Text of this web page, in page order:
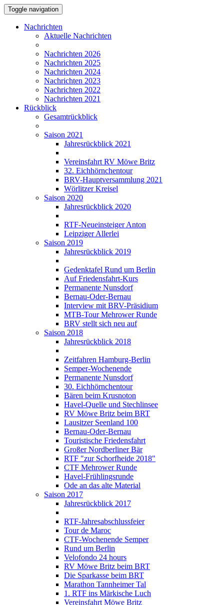
Toggle navigation
Nachrichten
Aktuelle Nachrichten
Nachrichten 2026
Nachrichten 2025
Nachrichten 2024
Nachrichten 2023
Nachrichten 2022
Nachrichten 2021
Rückblick
Gesamtrückblick
Saison 2021
Jahresrückblick 2021
Vereinsfahrt RV Möwe Britz
32. Eichhörnchentour
BRV-Hauptversammlung 2021
Wörlitzer Kreisel
Saison 2020
Jahresrückblick 2020
RTF-Neueinsteiger Anton
Leipziger Allerlei
Saison 2019
Jahresrückblick 2019
Gedenktafel Rund um Berlin
Auf Friedensfahrt-Kurs
Permanente Nunsdorf
Bernau-Oder-Bernau
Interview mit BRV-Präsidium
MTB-Tour Mehrower Runde
BRV stellt sich neu auf
Saison 2018
Jahresrückblick 2018
Zeitfahren Hamburg-Berlin
Semper-Wochenende
Permanente Nunsdorf
30. Eichhörnchentour
Bären beim Krusnoton
Havel-Quelle und Stechlinsee
RV Möwe Britz beim BRT
Lausitzer Seenland 100
Bernau-Oder-Bernau
Touristische Friedensfahrt
Großer Nordberliner Bär
RTF "zur Schorfheide 2018"
CTF Mehrower Runde
Havel-Frühlingsrunde
Ode an das alte Material
Saison 2017
Jahresrückblick 2017
RTF-Jahresabschlussfeier
Tour de Maroc
CTF-Wochenende Semper
Rund um Berlin
Velofondo 24 hours
RV Möwe Britz beim BRT
Die Sparkasse beim BRT
Marathon Tannheimer Tal
1. RTF ins Märkische Luch
Vereinsfahrt Möwe Britz